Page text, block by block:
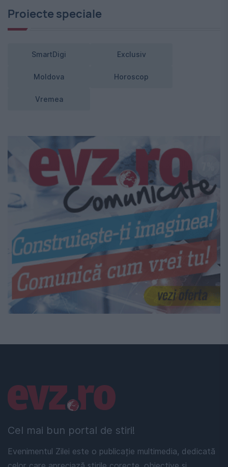
Proiecte speciale
SmartDigi Exclusiv
Moldova Horoscop
Vremea
Cel mai bun portal de stiri!
Evenimentul Zilei este o publicație multimedia, dedicată
Linkuri utile